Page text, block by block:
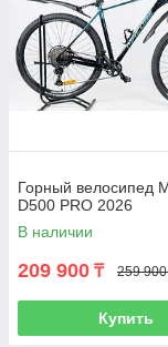
Горный велосипед
D500 PRO 2026
В наличии
209 900 ₸ 259
Купить